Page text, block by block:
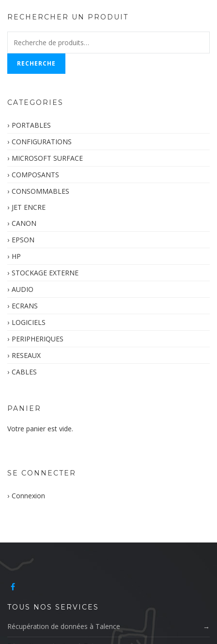
RECHERCHER UN PRODUIT
RECHERCHE
CATEGORIES
PORTABLES
CONFIGURATIONS
MICROSOFT SURFACE
COMPOSANTS
CONSOMMABLES
JET ENCRE
CANON
EPSON
HP
STOCKAGE EXTERNE
AUDIO
ECRANS
LOGICIELS
PERIPHERIQUES
RESEAUX
CABLES
PANIER
Votre panier est vide.
SE CONNECTER
Connexion
TOUS NOS SERVICES
Récupération de données à Talence